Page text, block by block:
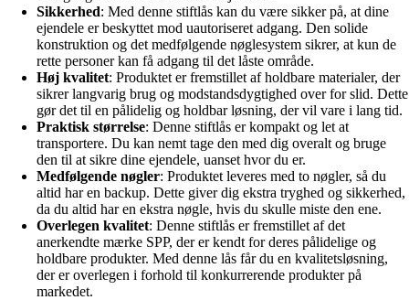
Sikkerhed: Med denne stiftlås kan du være sikker på, at dine
ejendele er beskyttet mod uautoriseret adgang. Den solide
konstruktion og det medfølgende nøglesystem sikrer, at kun de
rette personer kan få adgang til det låste område.
Høj kvalitet: Produktet er fremstillet af holdbare materialer, der
sikrer langvarig brug og modstandsdygtighed over for slid. Dette
gør det til en pålidelig og holdbar løsning, der vil vare i lang tid.
Praktisk størrelse: Denne stiftlås er kompakt og let at
transportere. Du kan nemt tage den med dig overalt og bruge
den til at sikre dine ejendele, uanset hvor du er.
Medfølgende nøgler: Produktet leveres med to nøgler, så du
altid har en backup. Dette giver dig ekstra tryghed og sikkerhed,
da du altid har en ekstra nøgle, hvis du skulle miste den ene.
Overlegen kvalitet: Denne stiftlås er fremstillet af det
anerkendte mærke SPP, der er kendt for deres pålidelige og
holdbare produkter. Med denne lås får du en kvalitetsløsning,
der er overlegen i forhold til konkurrerende produkter på
markedet.